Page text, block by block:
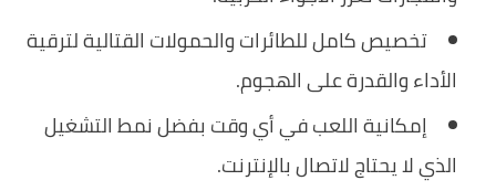
تخصيص كامل للطائرات والحمولات القتالية لترقية
الأداء والقدرة على الهجوم.
إمكانية اللعب في أي وقت بفضل نمط التشغيل
الذي لا يحتاج لاتصال بالإنترنت.